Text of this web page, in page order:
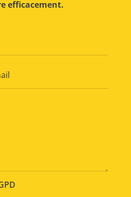
efficacement.